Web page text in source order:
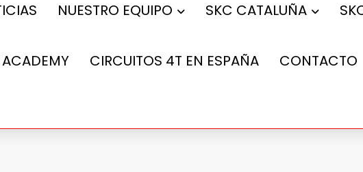
NUESTRO EQUIPO SKC CATALUÑA
CIRCUITOS 4T EN ESPAÑA CONTACTO